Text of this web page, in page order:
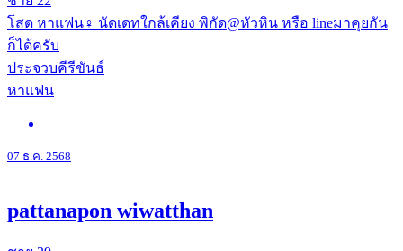
โสด หาแฟน♀️ นัดเดทใกล้เคียง พิกัด@หัวหิน หรือ lineมาคุยกัน
ก็ได้ครับ
ประจวบคีรีขันธ์
หาแฟน
07 ธ.ค. 2568
pattanapon wiwatthan